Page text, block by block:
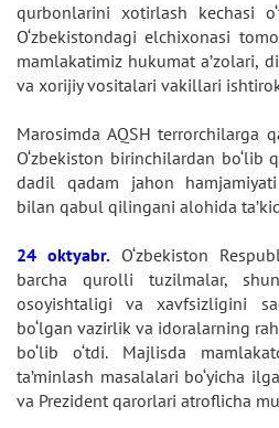
qurbonlarini xotirlash kechasi
O‘zbekistondagi elchixonasi
mamlakatimiz hukumat a’zolari,
va xorijiy vositalari vakillari
Marosimda AQSH terrorchilarga
O‘zbekiston birinchilardan bo‘lib
dadil qadam jahon
bilan qabul qilingani alohida
24 oktyabr. O‘zbekiston
barcha qurolli tuzilmalar,
osoyishtaligi va xavfsizligini
bo‘lgan vazirlik va idoralarning
bo‘lib o‘tdi. Majlisda
ta’minlash masalalari bo‘yicha
va Prezident qarorlari atroflicha